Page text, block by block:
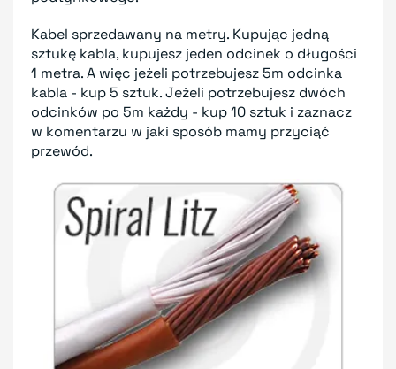
Kabel sprzedawany na metry. Kupując jedną
sztukę kabla, kupujesz jeden odcinek o długości
1 metra. A więc jeżeli potrzebujesz 5m odcinka
kabla - kup 5 sztuk. Jeżeli potrzebujesz dwóch
odcinków po 5m każdy - kup 10 sztuk i zaznacz
w komentarzu w jaki sposób mamy przyciąć
przewód.